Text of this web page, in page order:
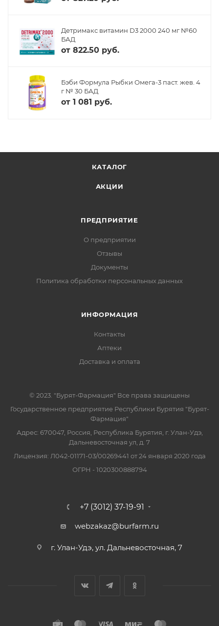
Детримакс витамин D3 2000 240 мг №60
БАД
от 822.50 руб.
Бэби Формула Рыбки Омега-3 паст. жев. 4
г № 30 БАД
от 1 081 руб.
КАТАЛОГ
АКЦИИ
ПРЕДПРИЯТИЕ
О предприятии
Отзывы
Документы
Политика обработки персональных данных
ИНФОРМАЦИЯ
Контакты
Аптеки
Доставка и оплата
© 2023. "Бурят-Фармация" Все права защищены
Государственное предприятие Республики Бурятия "Бурят-
Фармация"
Адрес: 670047, Россия, Республика Бурятия, г. Улан-Удэ,
Дальневосточная ул, д. 7
Лицензия: Л042-01171-03/00269441 от 24 января 2020 года
ОГРН - 1020300888794
+7 (3012) 37-19-91
webzakaz@burfarm.ru
г. Улан-Удэ, ул. Дальневосточная, 7